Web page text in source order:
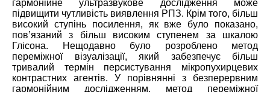
гармонійне ультразвукове дослідження може
підвищити чутливість виявлення РПЗ. Крім того, більш
високий ступінь посилення, як вже було показано,
пов’язаний з більш високим ступенем за шкалою
Глісона. Нещодавно було розроблено метод
переміжної візуалізації, який забезпечує більш
тривалий термін персистування мікропухирцевих
контрастних агентів. У порівнянні з безперервним
гармонійним дослідженням, метод переміжної